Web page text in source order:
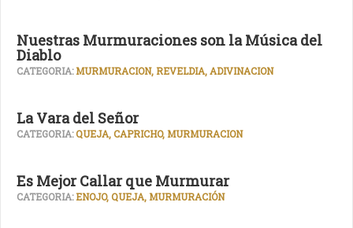
Nuestras Murmuraciones son la Música del
Diablo
CATEGORIA:MURMURACION, REVELDIA, ADIVINACION
La Vara del Señor
CATEGORIA:QUEJA, CAPRICHO, MURMURACION
Es Mejor Callar que Murmurar
CATEGORIA:ENOJO, QUEJA, MURMURACIÓN